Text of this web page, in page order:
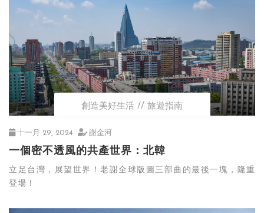
職場商業經濟
影片專區
關於我們
創造美好生活 旅遊指南
十一月 29, 2024 謝金河
一個密不透風的共產世界：北韓
立足台灣，展望世界！老謝全球版圖三部曲的最後一塊，隆重
登場！